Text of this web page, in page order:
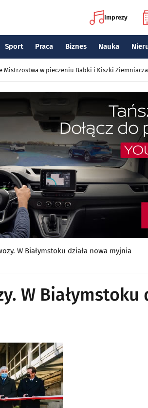
Imprezy
Sport Praca Biznes Nauka
Mistrzostwa w pieczeniu Babki i Kiszki
W Białymstoku działa nowa myjnia
W Białymstoku